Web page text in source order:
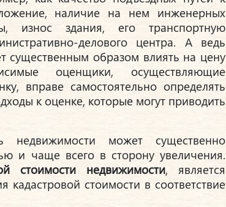
наличие на нем инженерных
износ здания, его транспортную
делового центра. А ведь
существенным образом влиять на цену
оценщики, осуществляющие
вправе самостоятельно определять
к оценке, которые могут приводить
недвижимости может существенно
и чаще всего в сторону увеличения.
стоимости недвижимости, является
стоимости в соответствие